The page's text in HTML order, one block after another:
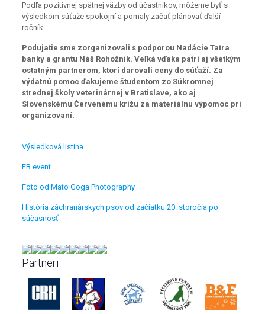
Podľa pozitívnej spätnej väzby od účastníkov, môžeme byť s
výsledkom súťaže spokojní a pomaly začať plánovať ďalší
ročník.
Podujatie sme zorganizovali s podporou Nadácie Tatra
banky a grantu Náš Rohožník. Veľká vďaka patrí aj všetkým
ostatným partnerom, ktorí darovali ceny do súťaží. Za
výdatnú pomoc ďakujeme študentom zo Súkromnej
strednej školy veterinárnej v Bratislave, ako aj
Slovenskému Červenému krížu za materiálnu výpomoc pri
organizovaní.
Výsledková listina
FB event
Foto od Mato Goga Photography
História záchranárskych psov od začiatku 20. storočia po
súčasnosť
Partneri